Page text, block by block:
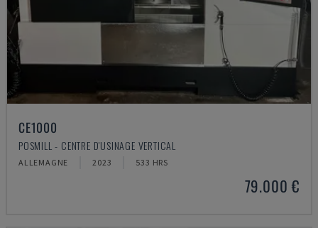
CE1000
POSMILL - CENTRE D'USINAGE VERTICAL
ALLEMAGNE 2023 533 HRS
79.000 €